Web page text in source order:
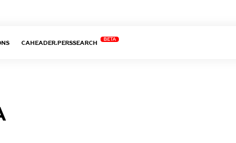
CAHEADER.PERSSEARCH
BETA